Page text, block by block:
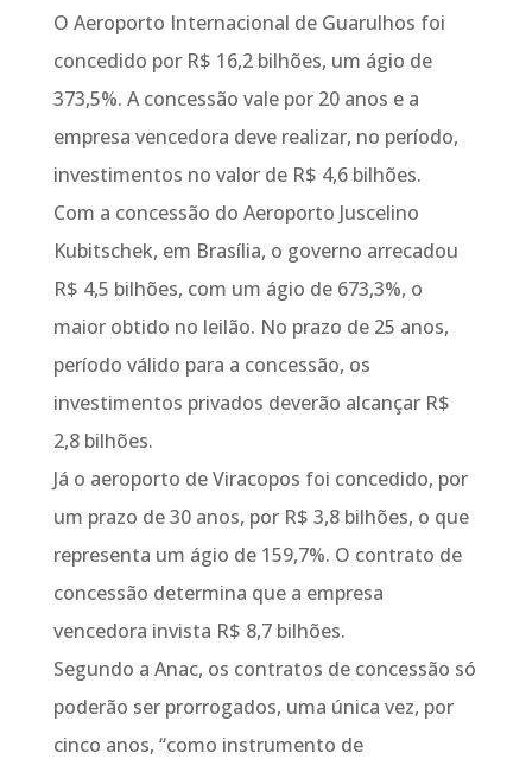
O Aeroporto Internacional de Guarulhos foi
concedido por R$ 16,2 bilhões, um ágio de
373,5%. A concessão vale por 20 anos e a
empresa vencedora deve realizar, no período,
investimentos no valor de R$ 4,6 bilhões.
Com a concessão do Aeroporto Juscelino
Kubitschek, em Brasília, o governo arrecadou
R$ 4,5 bilhões, com um ágio de 673,3%, o
maior obtido no leilão. No prazo de 25 anos,
período válido para a concessão, os
investimentos privados deverão alcançar R$
2,8 bilhões.
Já o aeroporto de Viracopos foi concedido, por
um prazo de 30 anos, por R$ 3,8 bilhões, o que
representa um ágio de 159,7%. O contrato de
concessão determina que a empresa
vencedora invista R$ 8,7 bilhões.
Segundo a Anac, os contratos de concessão só
poderão ser prorrogados, uma única vez, por
cinco anos, “como instrumento de